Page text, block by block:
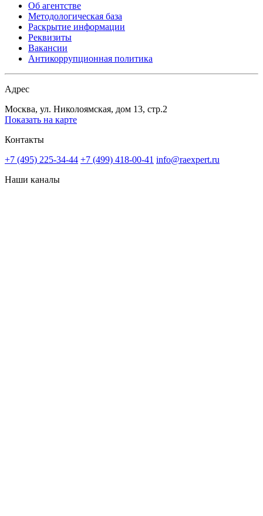
Об агентстве
Методологическая база
Раскрытие информации
Реквизиты
Вакансии
Антикоррупционная политика
Адрес
Москва, ул. Николоямская, дом 13, стр.2
Показать на карте
Контакты
+7 (495) 225-34-44 +7 (499) 418-00-41 info@raexpert.ru
Наши каналы